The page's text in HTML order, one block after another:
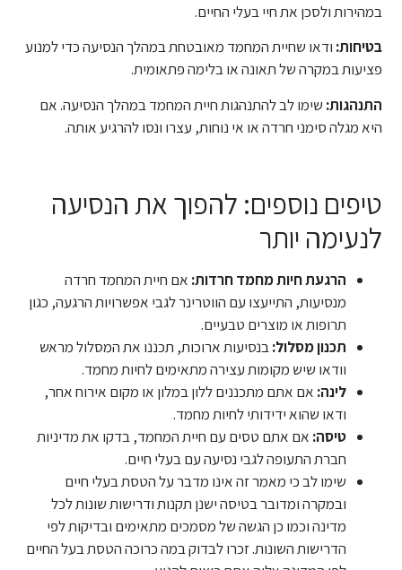
במהירות ולסכן את חיי בעלי החיים.
בטיחות: ודאו שחיית המחמד מאובטחת במהלך הנסיעה כדי למנוע
פציעות במקרה של תאונה או בלימה פתאומית.
התנהגות: שימו לב להתנהגות חיית המחמד במהלך הנסיעה. אם
היא מגלה סימני חרדה או אי נוחות, עצרו ונסו להרגיע אותה.
טיפים נוספים: להפוך את הנסיעה
לנעימה יותר
הרגעת חיות מחמד חרדות: אם חיית המחמד חרדה
מנסיעות, התייעצו עם הווטרינר לגבי אפשרויות הרגעה, כגון
תרופות או מוצרים טבעיים.
תכנון מסלול:בנסיעות ארוכות, תכננו את המסלול מראש
וודאו שיש מקומות עצירה מתאימים לחיות מחמד.
לינה: אם אתם מתכננים ללון במלון או מקום אירוח אחר,
ודאו שהוא ידידותי לחיות מחמד.
טיסה: אם אתם טסים עם חיית המחמד, בדקו את מדיניות
חברת התעופה לגבי נסיעה עם בעלי חיים.
שימו לב כי מאמר זה אינו מדבר על הטסת בעלי חיים
ובמקרה ומדובר בטיסה ישנן תקנות ודרישות שונות לכל
מדינה וכמו כן הגשה של מסמכים מתאימים ובדיקות לפי
הדרישות השונות. זכרו לבדוק במה כרוכה הטסת בעל החיים